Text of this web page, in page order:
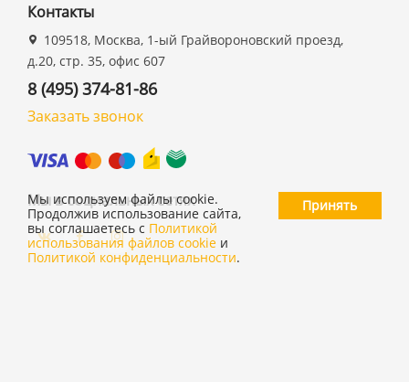
Контакты
109518, Москва, 1-ый Грайвороновский проезд,
д.20, стр. 35, офис 607
8 (495) 374-81-86
Заказать звонок
Мы в социальных сетях
Мы используем файлы cookie.
Продолжив использование сайта,
вы соглашаетесь с Политикой
использования файлов cookie и
Политикой конфиденциальности.
Принять